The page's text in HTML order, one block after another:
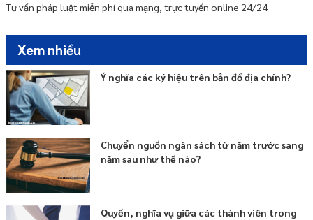
Tư vấn pháp luật miễn phí qua mạng, trực tuyến online 24/24
Xem nhiều
Ý nghĩa các ký hiệu trên bản đồ địa chính?
Chuyển nguồn ngân sách từ năm trước sang
năm sau như thế nào?
Quyền, nghĩa vụ giữa các thành viên trong